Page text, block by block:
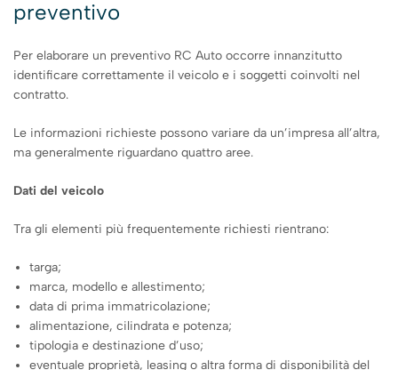
preventivo
Per elaborare un preventivo RC Auto occorre innanzitutto
identificare correttamente il veicolo e i soggetti coinvolti nel
contratto.
Le informazioni richieste possono variare da un’impresa all’altra,
ma generalmente riguardano quattro aree.
Dati del veicolo
Tra gli elementi più frequentemente richiesti rientrano:
targa;
marca, modello e allestimento;
data di prima immatricolazione;
alimentazione, cilindrata e potenza;
tipologia e destinazione d’uso;
eventuale proprietà, leasing o altra forma di disponibilità del